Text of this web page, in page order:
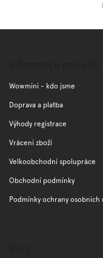
Wowmini - kdo jsme
Doprava a platba
Výhody registrace
Vrácení zboží
Velkoobchodní spolupráce
Obchodní podmínky
Podmínky ochrany osobních